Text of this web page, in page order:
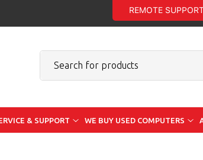
REMOTE
& SUPPORT WE BUY USED COMPUTERS